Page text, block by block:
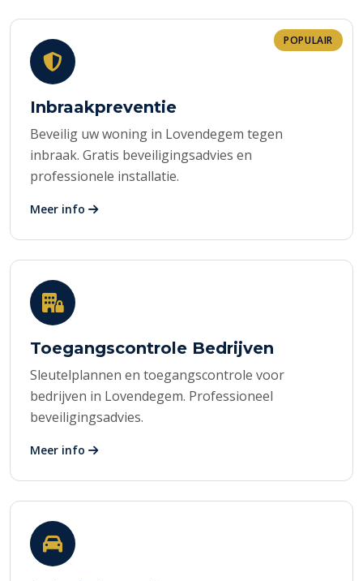
POPULAIR
Inbraakpreventie
Beveilig uw woning in Lovendegem tegen
inbraak. Gratis beveiligingsadvies en
professionele installatie.
Meer info
Toegangscontrole Bedrijven
Sleutelplannen en toegangscontrole voor
bedrijven in Lovendegem. Professioneel
beveiligingsadvies.
Meer info